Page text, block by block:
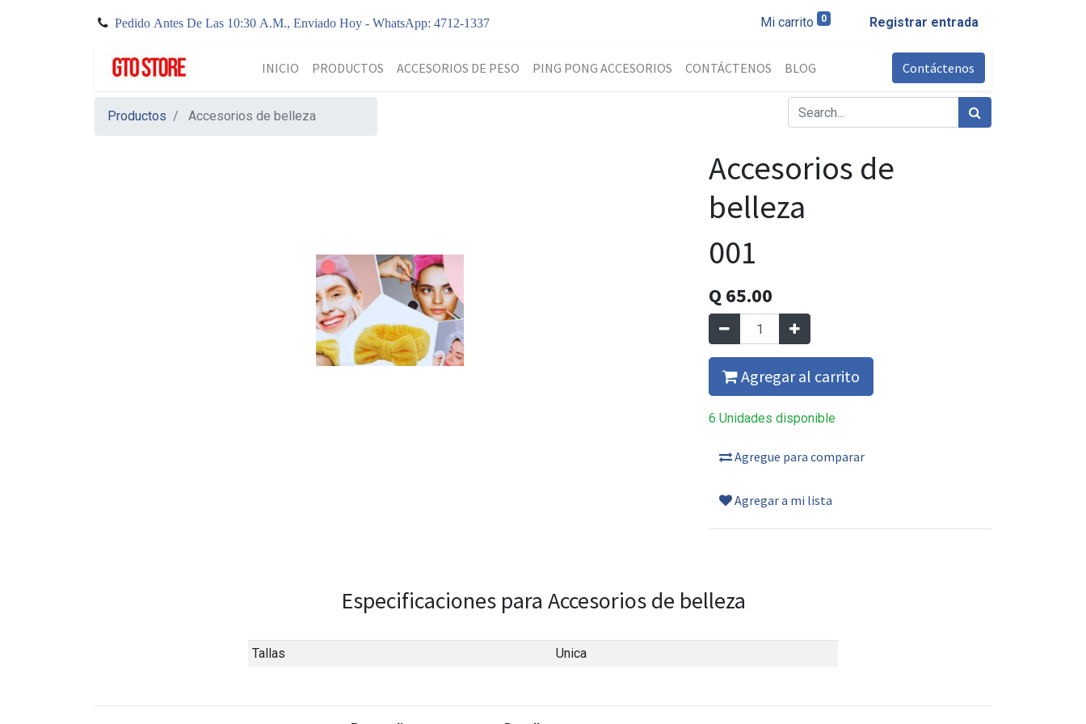
Pedido Antes De Las 10:30 A.M., Enviado Hoy - WhatsApp: 4712-1337 Mi carrito 0 Registrar entrada
INICIO PRODUCTOS ACCESORIOS DE PESO PING PONG ACCESORIOS CONTÁCTENOS BLOG Contáctenos
Productos Accesorios de belleza
Accesorios de
belleza
001
Q 65.00
Agregar al carrito
6 Unidades disponible
Agregue para comparar
Agregar a mi lista
Especificaciones para Accesorios de belleza
Tallas Unica